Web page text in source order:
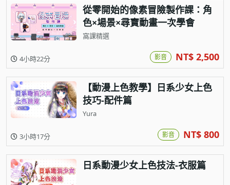
從零開始的像素冒險製作課：角
色×場景×尋寶動畫一次學會
窩課精選
4小時22分 影音 NT$ 2,500
【動漫上色教學】日系少女上色
技巧-配件篇
Yura
3小時17分 影音 NT$ 800
日系動漫少女上色技法-衣服篇